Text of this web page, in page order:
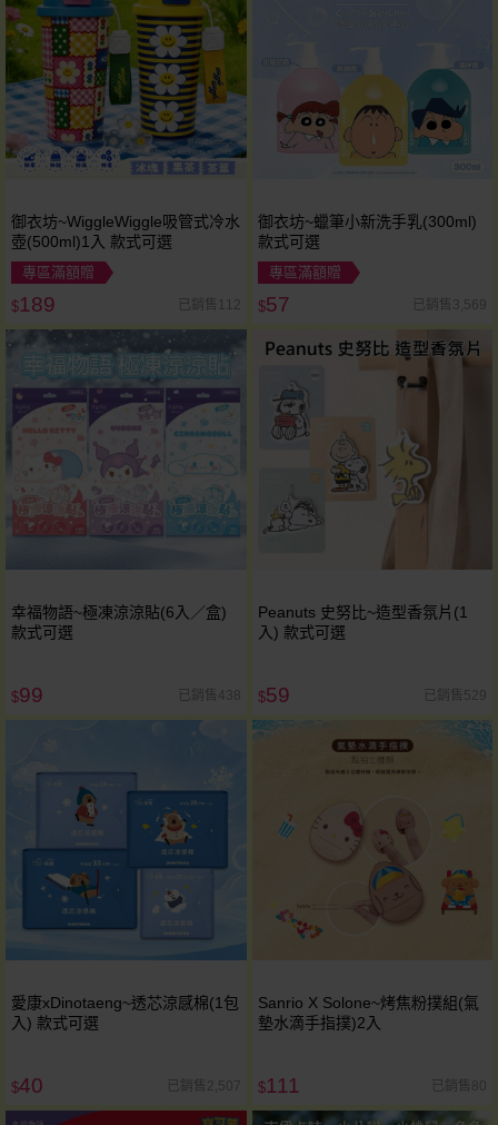
御衣坊~WiggleWiggle吸管式冷水
壺(500ml)1入 款式可選
專區滿額贈
$189 已銷售112
御衣坊~蠟筆小新洗手乳(300ml)
款式可選
專區滿額贈
$57 已銷售3,569
幸福物語~極凍涼涼貼(6入／盒)
款式可選
$99 已銷售438
Peanuts 史努比~造型香氛片(1
入) 款式可選
$59 已銷售529
愛康xDinotaeng~透芯涼感棉(1包
入) 款式可選
$40 已銷售2,507
Sanrio X Solone~烤焦粉撲組(氣
墊水滴手指撲)2入
$111 已銷售80